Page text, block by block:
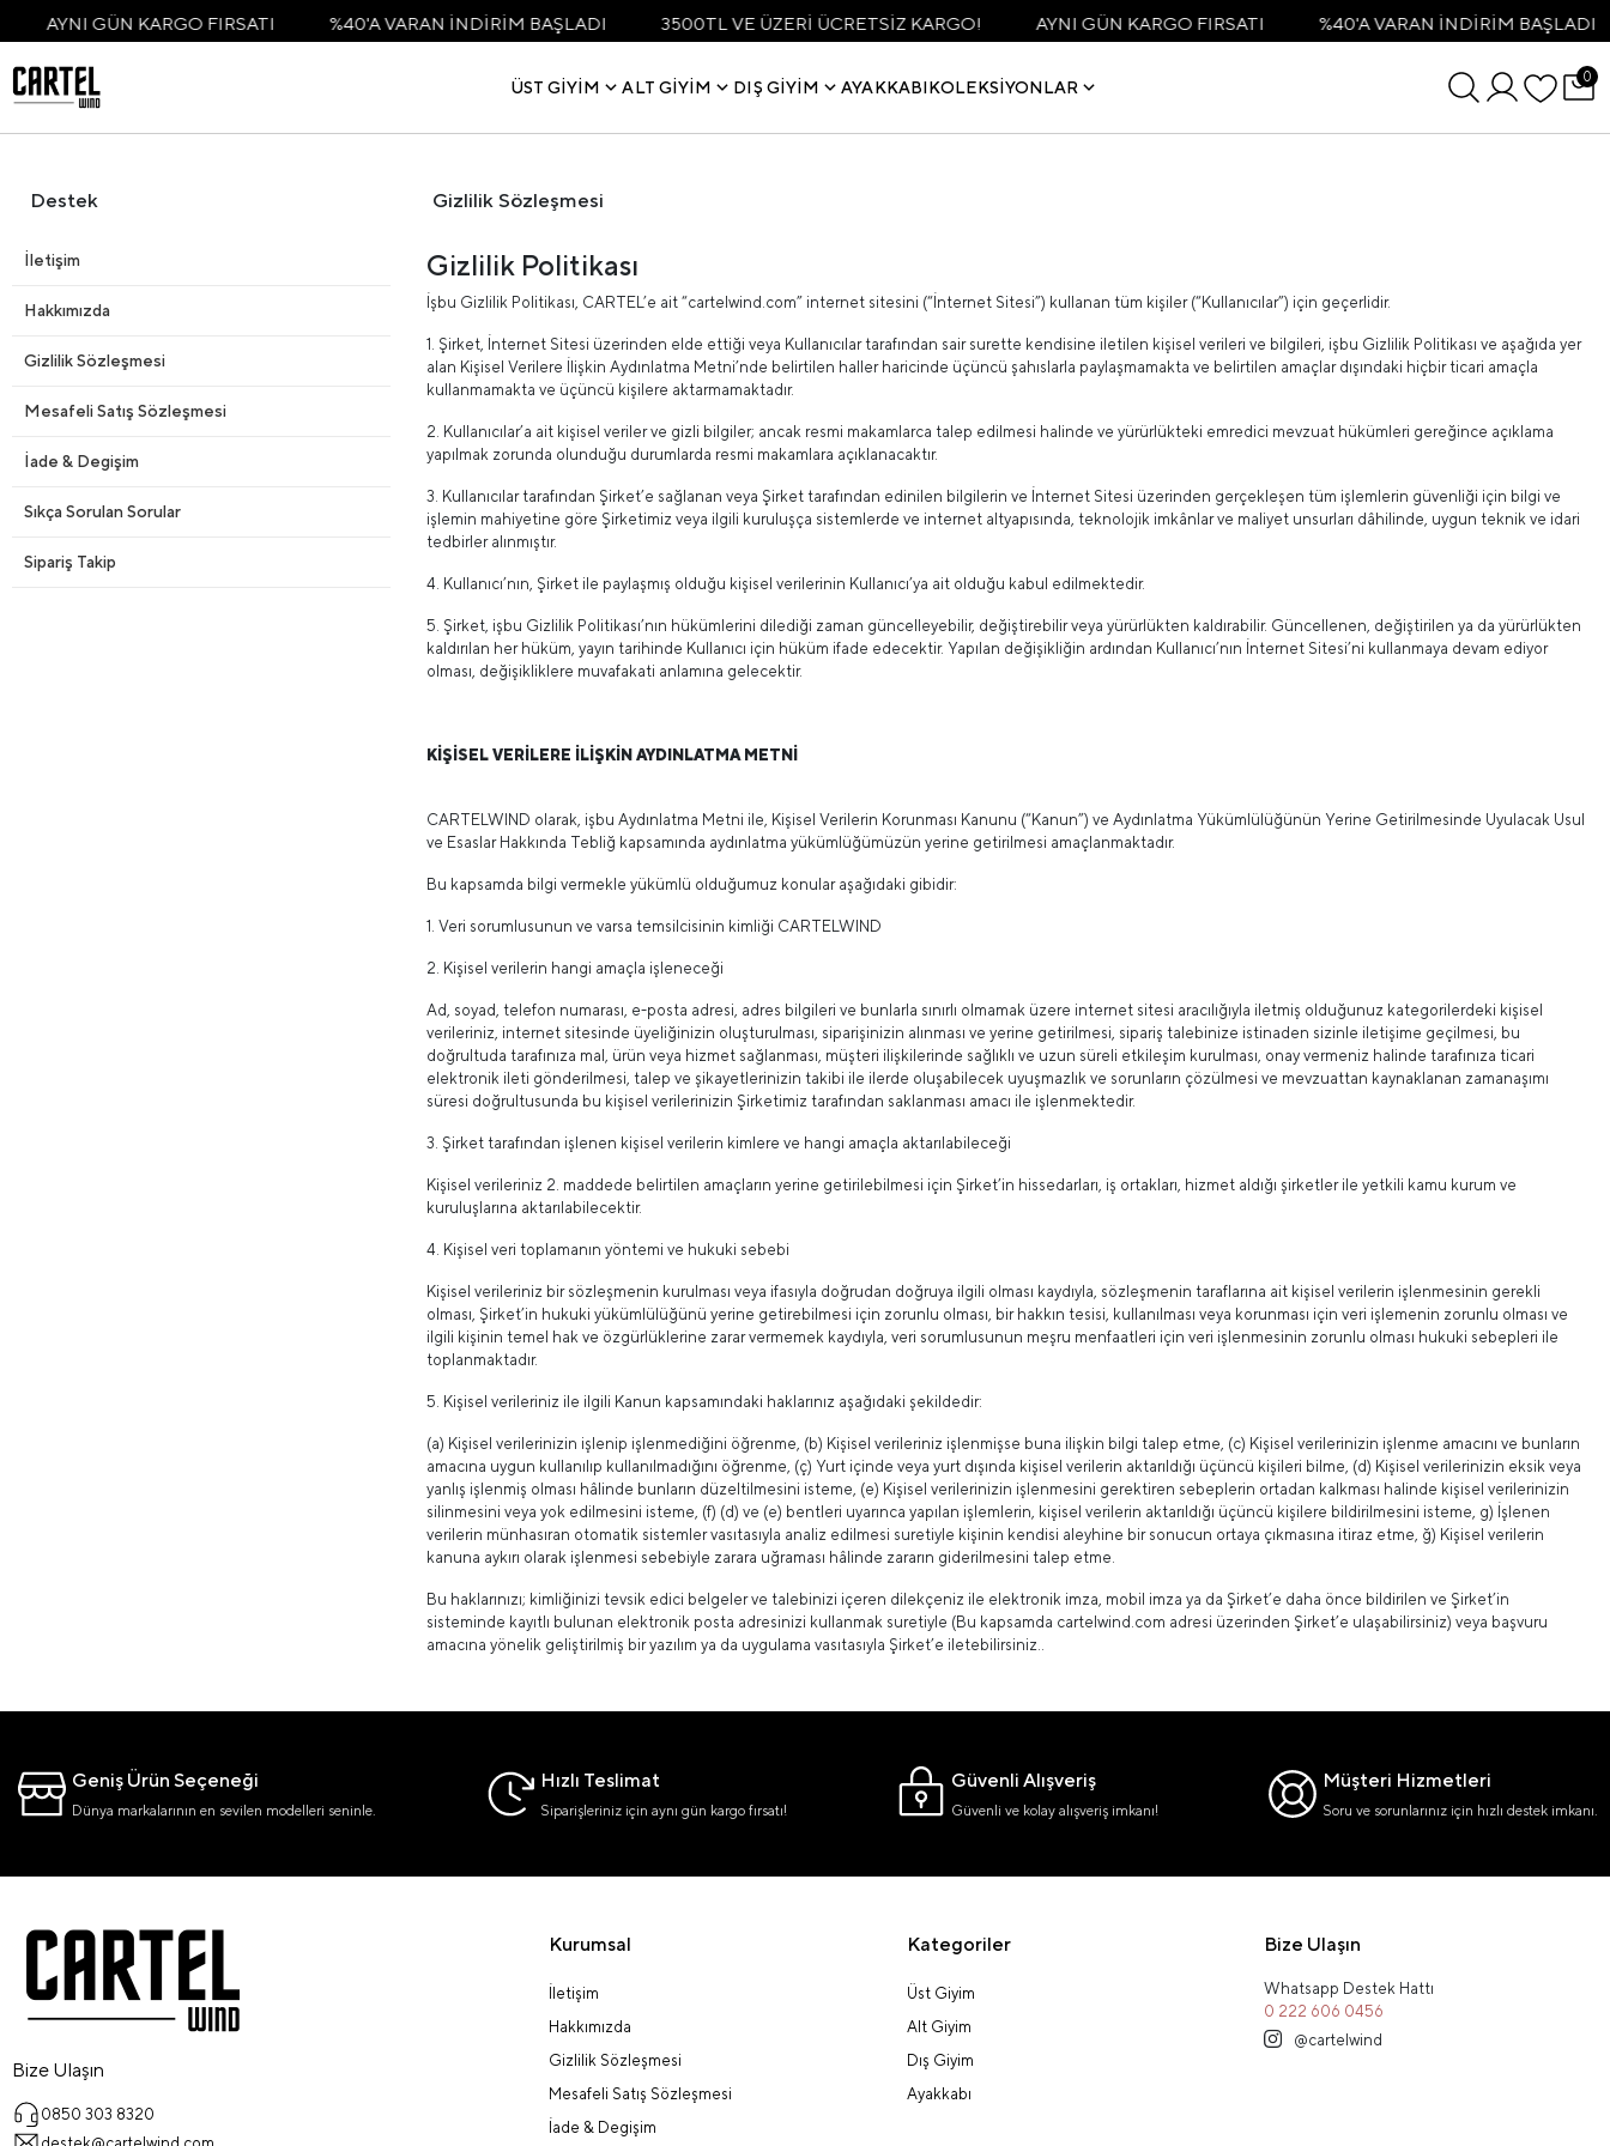
AYNI GÜN KARGO FIRSATI %40'A VARAN İNDİRİM BAŞLADI 3500TL VE ÜZERİ ÜCRETSİZ KARGO! AYNI GÜN KARGO FIRSATI %40'A VARAN İNDİRİM BAŞLADI
ÜST GIYIM ALT GIYIM DIŞ GIYIM AYAKKABIKOLEKSIYONLAR
0
Destek
İletişim
Hakkımızda
Gizlilik Sözleşmesi
Mesafeli Satış Sözleşmesi
İade & Degişim
Sıkça Sorulan Sorular
Sipariş Takip
Gizlilik Sözleşmesi
Gizlilik Politikası
İşbu Gizlilik Politikası, CARTEL’e ait “cartelwind.com” internet sitesini (“İnternet Sitesi”) kullanan tüm kişiler (“Kullanıcılar”) için geçerlidir.
1. Şirket, İnternet Sitesi üzerinden elde ettiği veya Kullanıcılar tarafından sair surette kendisine iletilen kişisel verileri ve bilgileri, işbu Gizlilik Politikası ve aşağıda yer
alan Kişisel Verilere İlişkin Aydınlatma Metni’nde belirtilen haller haricinde üçüncü şahıslarla paylaşmamakta ve belirtilen amaçlar dışındaki hiçbir ticari amaçla
kullanmamakta ve üçüncü kişilere aktarmamaktadır.
2. Kullanıcılar’a ait kişisel veriler ve gizli bilgiler; ancak resmi makamlarca talep edilmesi halinde ve yürürlükteki emredici mevzuat hükümleri gereğince açıklama
yapılmak zorunda olunduğu durumlarda resmi makamlara açıklanacaktır.
3. Kullanıcılar tarafından Şirket’e sağlanan veya Şirket tarafından edinilen bilgilerin ve İnternet Sitesi üzerinden gerçekleşen tüm işlemlerin güvenliği için bilgi ve
işlemin mahiyetine göre Şirketimiz veya ilgili kuruluşça sistemlerde ve internet altyapısında, teknolojik imkânlar ve maliyet unsurları dâhilinde, uygun teknik ve idari
tedbirler alınmıştır.
4. Kullanıcı’nın, Şirket ile paylaşmış olduğu kişisel verilerinin Kullanıcı’ya ait olduğu kabul edilmektedir.
5. Şirket, işbu Gizlilik Politikası’nın hükümlerini dilediği zaman güncelleyebilir, değiştirebilir veya yürürlükten kaldırabilir. Güncellenen, değiştirilen ya da yürürlükten
kaldırılan her hüküm, yayın tarihinde Kullanıcı için hüküm ifade edecektir. Yapılan değişikliğin ardından Kullanıcı’nın İnternet Sitesi’ni kullanmaya devam ediyor
olması, değişikliklere muvafakati anlamına gelecektir.
KİŞİSEL VERİLERE İLİŞKİN AYDINLATMA METNİ
CARTELWIND olarak, işbu Aydınlatma Metni ile, Kişisel Verilerin Korunması Kanunu (“Kanun”) ve Aydınlatma Yükümlülüğünün Yerine Getirilmesinde Uyulacak Usul
ve Esaslar Hakkında Tebliğ kapsamında aydınlatma yükümlüğümüzün yerine getirilmesi amaçlanmaktadır.
Bu kapsamda bilgi vermekle yükümlü olduğumuz konular aşağıdaki gibidir:
1. Veri sorumlusunun ve varsa temsilcisinin kimliği CARTELWIND
2. Kişisel verilerin hangi amaçla işleneceği
Ad, soyad, telefon numarası, e-posta adresi, adres bilgileri ve bunlarla sınırlı olmamak üzere internet sitesi aracılığıyla iletmiş olduğunuz kategorilerdeki kişisel
verileriniz, internet sitesinde üyeliğinizin oluşturulması, siparişinizin alınması ve yerine getirilmesi, sipariş talebinize istinaden sizinle iletişime geçilmesi, bu
doğrultuda tarafınıza mal, ürün veya hizmet sağlanması, müşteri ilişkilerinde sağlıklı ve uzun süreli etkileşim kurulması, onay vermeniz halinde tarafınıza ticari
elektronik ileti gönderilmesi, talep ve şikayetlerinizin takibi ile ilerde oluşabilecek uyuşmazlık ve sorunların çözülmesi ve mevzuattan kaynaklanan zamanaşımı
süresi doğrultusunda bu kişisel verilerinizin Şirketimiz tarafından saklanması amacı ile işlenmektedir.
3. Şirket tarafından işlenen kişisel verilerin kimlere ve hangi amaçla aktarılabileceği
Kişisel verileriniz 2. maddede belirtilen amaçların yerine getirilebilmesi için Şirket’in hissedarları, iş ortakları, hizmet aldığı şirketler ile yetkili kamu kurum ve
kuruluşlarına aktarılabilecektir.
4. Kişisel veri toplamanın yöntemi ve hukuki sebebi
Kişisel verileriniz bir sözleşmenin kurulması veya ifasıyla doğrudan doğruya ilgili olması kaydıyla, sözleşmenin taraflarına ait kişisel verilerin işlenmesinin gerekli
olması, Şirket’in hukuki yükümlülüğünü yerine getirebilmesi için zorunlu olması, bir hakkın tesisi, kullanılması veya korunması için veri işlemenin zorunlu olması ve
ilgili kişinin temel hak ve özgürlüklerine zarar vermemek kaydıyla, veri sorumlusunun meşru menfaatleri için veri işlenmesinin zorunlu olması hukuki sebepleri ile
toplanmaktadır.
5. Kişisel verileriniz ile ilgili Kanun kapsamındaki haklarınız aşağıdaki şekildedir:
(a) Kişisel verilerinizin işlenip işlenmediğini öğrenme, (b) Kişisel verileriniz işlenmişse buna ilişkin bilgi talep etme, (c) Kişisel verilerinizin işlenme amacını ve bunların
amacına uygun kullanılıp kullanılmadığını öğrenme, (ç) Yurt içinde veya yurt dışında kişisel verilerin aktarıldığı üçüncü kişileri bilme, (d) Kişisel verilerinizin eksik veya
yanlış işlenmiş olması hâlinde bunların düzeltilmesini isteme, (e) Kişisel verilerinizin işlenmesini gerektiren sebeplerin ortadan kalkması halinde kişisel verilerinizin
silinmesini veya yok edilmesini isteme, (f) (d) ve (e) bentleri uyarınca yapılan işlemlerin, kişisel verilerin aktarıldığı üçüncü kişilere bildirilmesini isteme, g) İşlenen
verilerin münhasıran otomatik sistemler vasıtasıyla analiz edilmesi suretiyle kişinin kendisi aleyhine bir sonucun ortaya çıkmasına itiraz etme, ğ) Kişisel verilerin
kanuna aykırı olarak işlenmesi sebebiyle zarara uğraması hâlinde zararın giderilmesini talep etme.
Bu haklarınızı; kimliğinizi tevsik edici belgeler ve talebinizi içeren dilekçeniz ile elektronik imza, mobil imza ya da Şirket’e daha önce bildirilen ve Şirket’in
sisteminde kayıtlı bulunan elektronik posta adresinizi kullanmak suretiyle (Bu kapsamda cartelwind.com adresi üzerinden Şirket’e ulaşabilirsiniz) veya başvuru
amacına yönelik geliştirilmiş bir yazılım ya da uygulama vasıtasıyla Şirket’e iletebilirsiniz..
Geniş Ürün Seçeneği
Dünya markalarının en sevilen modelleri seninle.
Hızlı Teslimat
Siparişleriniz için aynı gün kargo fırsatı!
Güvenli Alışveriş
Güvenli ve kolay alışveriş imkanı!
Müşteri Hizmetleri
Soru ve sorunlarınız için hızlı destek imkanı.
Bize Ulaşın
0850 303 8320
destek@cartelwind.com
Kurumsal
İletişim
Hakkımızda
Gizlilik Sözleşmesi
Mesafeli Satış Sözleşmesi
İade & Degişim
Kategoriler
Üst Giyim
Alt Giyim
Dış Giyim
Ayakkabı
Bize Ulaşın
Whatsapp Destek Hattı
0 222 606 0456
@cartelwind